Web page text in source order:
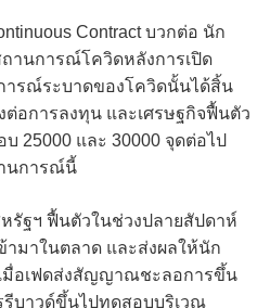
Contract บวกต่อ นัก
านการณ์โควิดหลังการเปิด
ารณ์ระบาดของโควิดนั้นได้สิ้น
อการลงทุน และเศรษฐกิจฟื้นตัว
25000 และ 30000 จุดต่อไป
านการณ์นี้
รัฐฯ ฟื้นตัวในช่วงปลายสัปดาห์
ามาในตลาด และส่งผลให้นัก
มื่อเฟดส่งสัญญาณชะลอการขึ้น
รีบาวด์ขึ้นไปทดสอบบริเวณ